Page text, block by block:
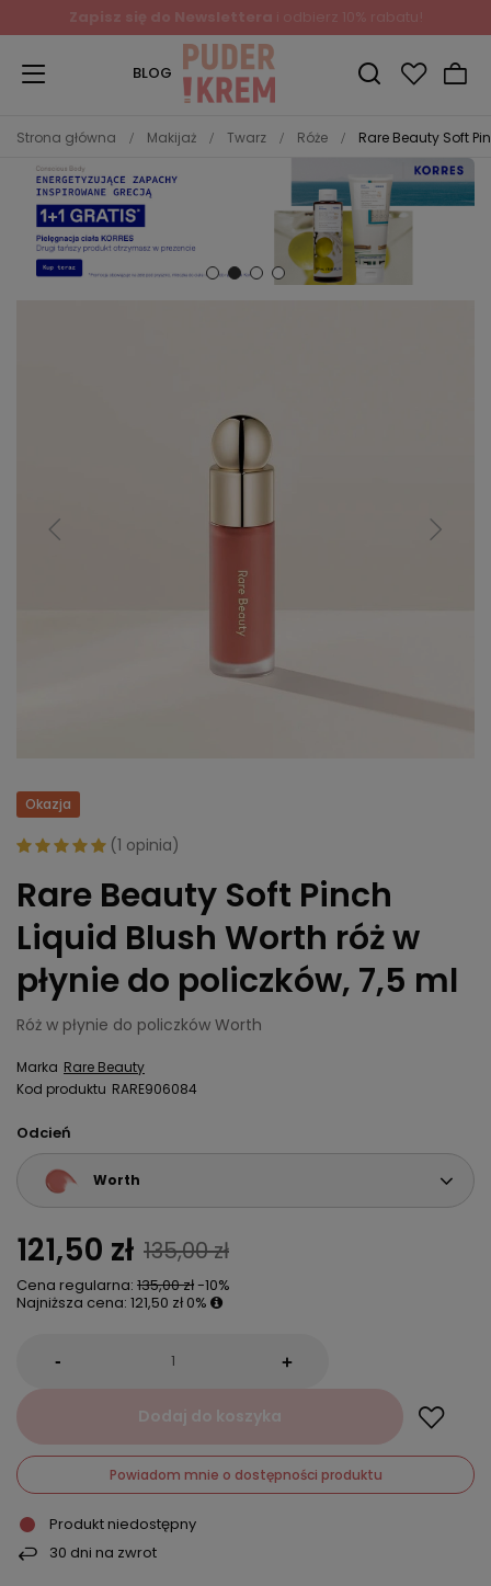
BLOG
Strona główna Makijaż Twarz Róże Rare Beauty Soft
Okazja
(1 opinia)
Rare Beauty Soft Pinch
Liquid Blush Worth róż w
płynie do policzków, 7,5 ml
Róż w płynie do policzków Worth
Marka Rare Beauty
Kod produktu RARE906084
Odcień
Worth
121,50 zł 135,00 zł
Cena regularna: 135,00 zł-10%
Najniższa cena: 121,50 zł 0%
- +
Dodaj do koszyka
Powiadom mnie o dostępności produktu
Produkt niedostępny
30 dni na zwrot